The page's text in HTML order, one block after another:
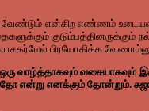
வேண்டும் என்கிற எண்ணம்
பிரயோகிக்க
வாழ்த்தாகவும் வசையாகவும்
எனக்கும் தோன்றும்.